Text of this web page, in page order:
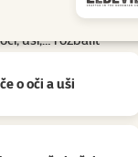
uši,…rozbalit
o oči a uši